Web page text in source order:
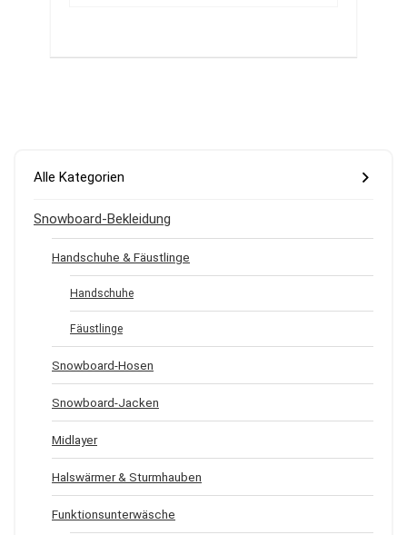
Alle Kategorien
Snowboard-Bekleidung
Handschuhe & Fäustlinge
Handschuhe
Fäustlinge
Snowboard-Hosen
Snowboard-Jacken
Midlayer
Halswärmer & Sturmhauben
Funktionsunterwäsche